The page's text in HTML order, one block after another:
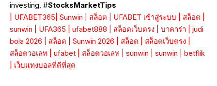
investing. #StocksMarketTips
UFABET365 Sunwin สล็อต UFABET เข้าสู่ระบบ สล็อต
sunwin
UFA365 ufabet888 สล็อตเว็บตรง บาคาร่า
judi
bola 2026
สล็อต Sunwin 2026 สล็อต สล็อตเว็บตรง
สล็อตวอเลท
ufabet สล็อตวอเลท sunwin sunwin
betflik
เว็บแทงบอลที่ดีที่สุด